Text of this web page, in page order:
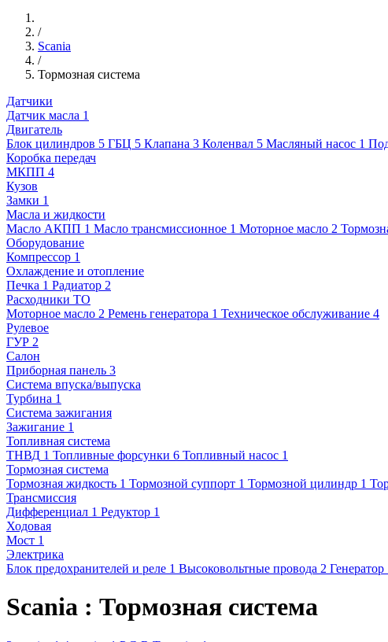
/
Scania
/
Тормозная система
Датчики
Датчик масла 1
Двигатель
Блок цилиндров 5 ГБЦ 5 Клапана 3 Коленвал 5 Масляный насос 1
Коробка передач
МКПП 4
Кузов
Замки 1
Масла и жидкости
Масло АКПП 1 Масло трансмиссионное 1 Моторное масло 2
Оборудование
Компрессор 1
Охлаждение и отопление
Печка 1 Радиатор 2
Расходники ТО
Моторное масло 2 Ремень генератора 1 Техническое обслуживание 4
Рулевое
ГУР 2
Салон
Приборная панель 3
Система впуска/выпуска
Турбина 1
Система зажигания
Зажигание 1
Топливная система
ТНВД 1 Топливные форсунки 6 Топливный насос 1
Тормозная система
Тормозная жидкость 1 Тормозной суппорт 1 Тормозной цилиндр 1
Трансмиссия
Дифференциал 1 Редуктор 1
Ходовая
Мост 1
Электрика
Блок предохранителей и реле 1 Высоковольтные провода 2 Генератор
Scania : Тормозная система